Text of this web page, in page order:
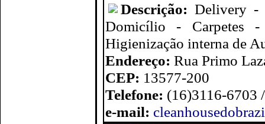
Descrição: Delivery -
Domicílio - Carpetes -
Higienização interna de
Endereço: Rua Primo
CEP: 13577-200
Telefone: (16)3116-6703
e-mail: